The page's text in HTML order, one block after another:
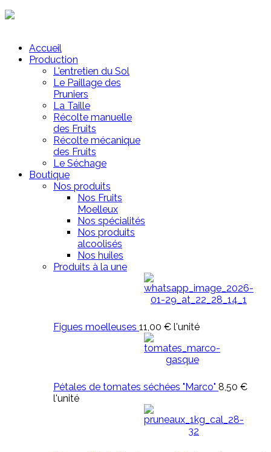
Accueil
Production
L'entretien du Sol
Le Paillage des
Pruniers
La Taille
Récolte manuelle
des Fruits
Récolte mécanique
des Fruits
Le Séchage
Boutique
Nos produits
Nos Fruits
Moelleux
Nos spécialités
Nos produits
alcoolisés
Nos huiles
Produits à la une
Figues moelleuses 11,00 € l'unité
Pétales de tomates séchées "Marco" 8,50 €
l'unité